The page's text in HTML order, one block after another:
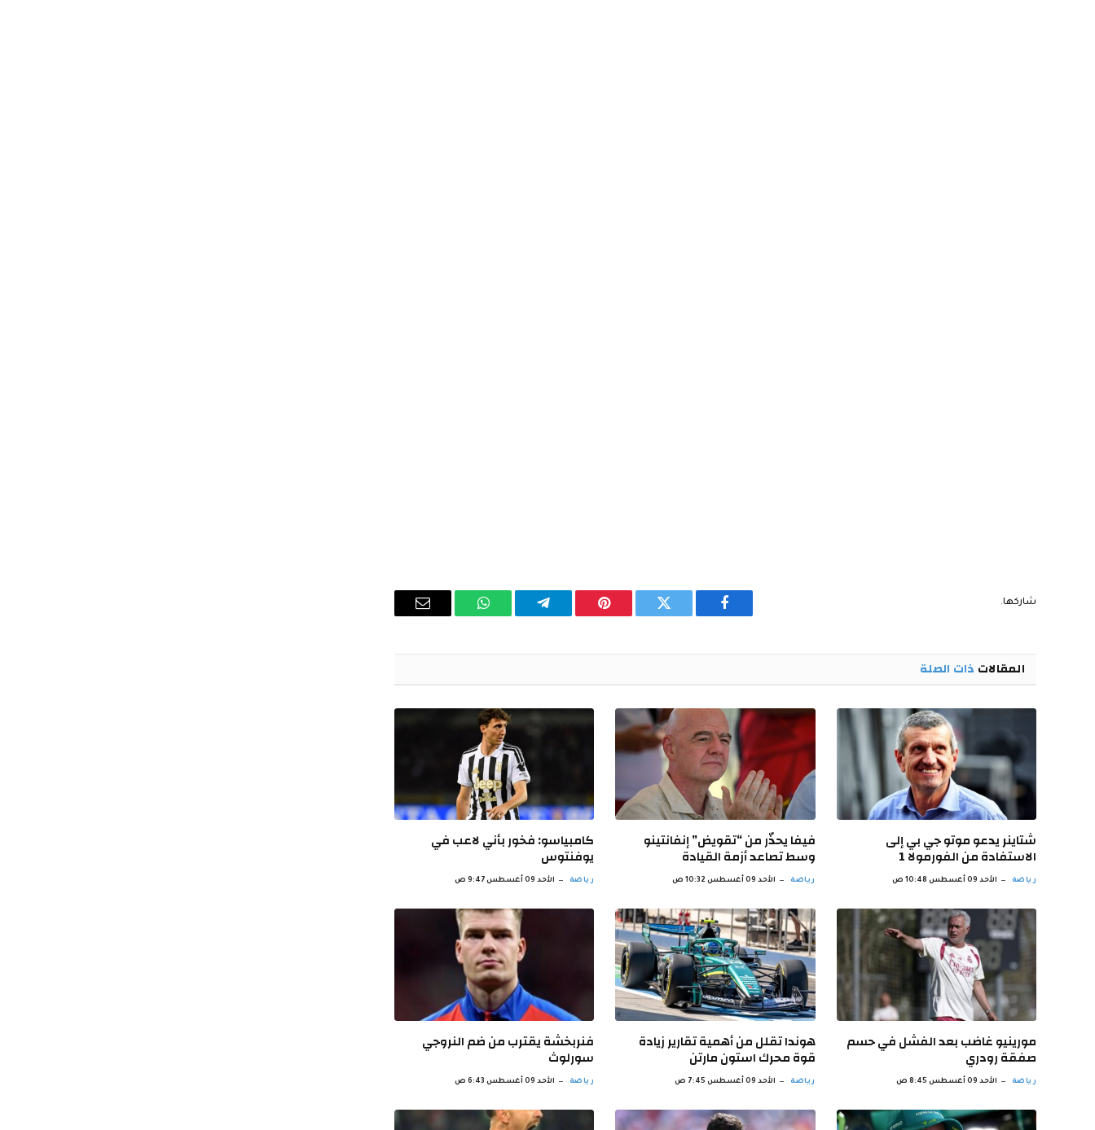
شاركها.
فيسبوك تويتر بينتيريستتيلقرام واتساب
البريد
المقالات ذات الصلة
شتاينر يدعو موتو جي بي إلى
الاستفادة من الفورمولا 1
رياضة الأحد 09 أغسطس 10:48 ص
فيفا يحذّر من “تقويض” إنفانتينو
وسط تصاعد أزمة القيادة
رياضة الأحد 09 أغسطس 10:32 ص
كامبياسو: فخور بأني لاعب في
يوفنتوس
رياضة الأحد 09 أغسطس 9:47 ص
مورينيو غاضب بعد الفشل في حسم
صفقة رودري
رياضة الأحد 09 أغسطس 8:45 ص
هوندا تقلل من أهمية تقارير زيادة
قوة محرك استون مارتن
رياضة الأحد 09 أغسطس 7:45 ص
فنربخشة يقترب من ضم النروجي
سورلوث
رياضة الأحد 09 أغسطس 6:43 ص